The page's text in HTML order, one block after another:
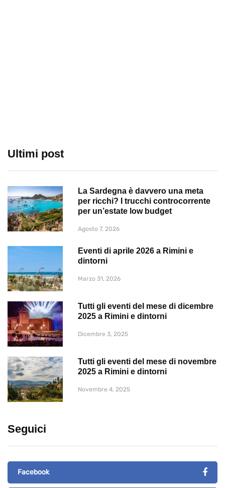
Ultimi post
La Sardegna è davvero una meta
per ricchi? I trucchi controcorrente
per un’estate low budget
Agosto 7, 2026
Eventi di aprile 2026 a Rimini e
dintorni
Marzo 31, 2026
Tutti gli eventi del mese di dicembre
2025 a Rimini e dintorni
Dicembre 3, 2025
Tutti gli eventi del mese di novembre
2025 a Rimini e dintorni
Novembre 4, 2025
Seguici
Facebook